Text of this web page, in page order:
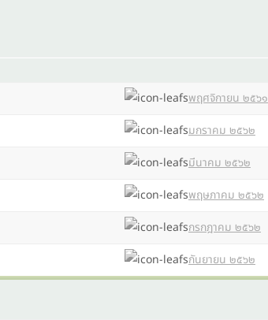
พฤศจิกายน ๒๕๖๑
มกราคม ๒๕๖๒
มีนาคม ๒๕๖๒
พฤษภาคม ๒๕๖๒
กรกฎาคม ๒๕๖๒
กันยายน ๒๕๖๒